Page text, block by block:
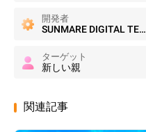
開発者
SUNMARE DIGITAL TEKNOLOJI YAZILIM SANAYI TICARET
ターゲット
新しい親
関連記事